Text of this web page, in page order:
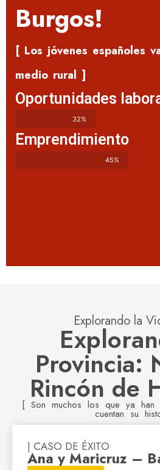
Burgos!
[ Los jóvenes españoles
medio rural ]
Oportunidades
32%
Emprendimiento
45%
Explorando la
Provincia:
Rincón de
[ Son muchos los que ya
cuentan su
| CASO DE ÉXITO
Ana y Maricruz –